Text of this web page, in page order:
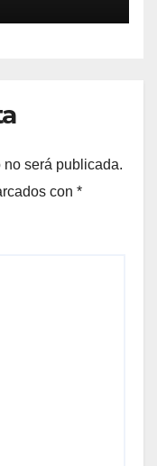
será publicada.
con *